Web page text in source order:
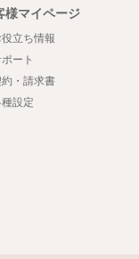
様マイページ
役立ち情報
ート
・請求書
設定